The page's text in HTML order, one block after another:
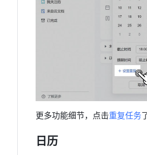
更多功能细节，点击重复任务
日历